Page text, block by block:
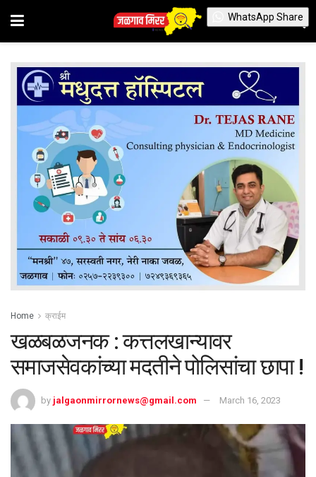
Home क्राईम
खळबळजनक : कत्तलखान्यावर
समाजसेवकांच्या मदतीने पोलिसांचा छापा !
by jalgaonmirrornews@gmail.com March 16, 2023
WhatsApp Share